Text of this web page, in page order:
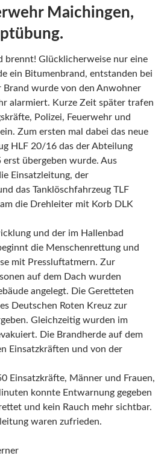
Maichingen,
brennt! Glücklicherweise nur eine
ein Bitumenbrand, entstanden bei
Brand wurde von den Anwohner
alarmiert. Kurze Zeit später trafen
Polizei, Feuerwehr und
Zum ersten mal dabei das neue
HLF 20/16 das der Abteilung
übergeben wurde. Aus
Einsatzleitung, der
das Tanklöschfahrzeug TLF
die Drehleiter mit Korb DLK
und der im Hallenbad
die Menschenrettung und
mit Pressluftatmern. Zur
auf dem Dach wurden
angelegt. Die Geretteten
Deutschen Roten Kreuz zur
Gleichzeitig wurden im
Die Brandherde auf dem
Einsatzkräften und von der
Einsatzkräfte, Männer und Frauen,
konnte Entwarnung gegeben
und kein Rauch mehr sichtbar.
waren zufrieden.